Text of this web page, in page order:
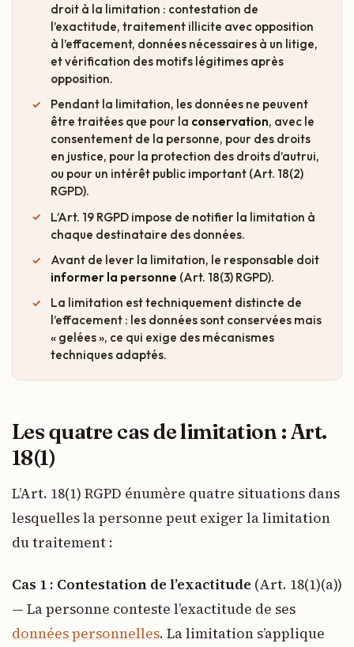
droit à la limitation : contestation de
l’exactitude, traitement illicite avec opposition
à l’effacement, données nécessaires à un litige,
et vérification des motifs légitimes après
opposition.
Pendant la limitation, les données ne peuvent
être traitées que pour la conservation, avec le
consentement de la personne, pour des droits
en justice, pour la protection des droits d’autrui,
ou pour un intérêt public important (Art. 18(2)
RGPD).
L’Art. 19 RGPD impose de notifier la limitation à
chaque destinataire des données.
Avant de lever la limitation, le responsable doit
informer la personne (Art. 18(3) RGPD).
La limitation est techniquement distincte de
l’effacement : les données sont conservées mais
« gelées », ce qui exige des mécanismes
techniques adaptés.
Les quatre cas de limitation : Art.
18(1)
L’Art. 18(1) RGPD énumère quatre situations dans
lesquelles la personne peut exiger la limitation
du traitement :
Cas 1 : Contestation de l’exactitude (Art. 18(1)(a))
— La personne conteste l’exactitude de ses
données personnelles. La limitation s’applique